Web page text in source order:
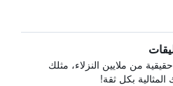
من ملايين النزلاء، مثلك
بكل ثقة!